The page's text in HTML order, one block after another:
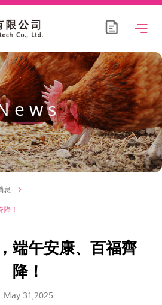
息
！
端午安康、百福齊
降！
May 31,2025